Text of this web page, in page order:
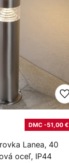
Lanea, 40
oceľ, IP44
DMC -51,00 €